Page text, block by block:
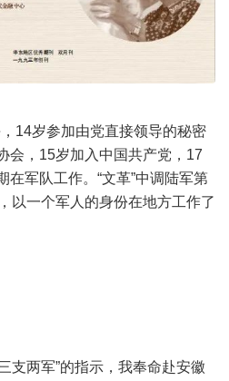
14岁参加由党直接领导的秘密
，15岁加入中国共产党，17
在军队工作。“文革”中调陆军第
以一个军人的身份在地方工作了
支两军”的指示，我奉命赴安徽